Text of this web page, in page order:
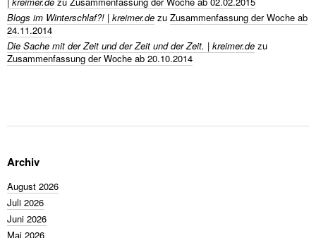
Blogs im Winterschlaf?! | kreimer.de zu Zusammenfassung der Woche ab
24.11.2014
Die Sache mit der Zeit und der Zeit und der Zeit. | kreimer.de zu
Zusammenfassung der Woche ab 20.10.2014
Archiv
August 2026
Juli 2026
Juni 2026
Mai 2026